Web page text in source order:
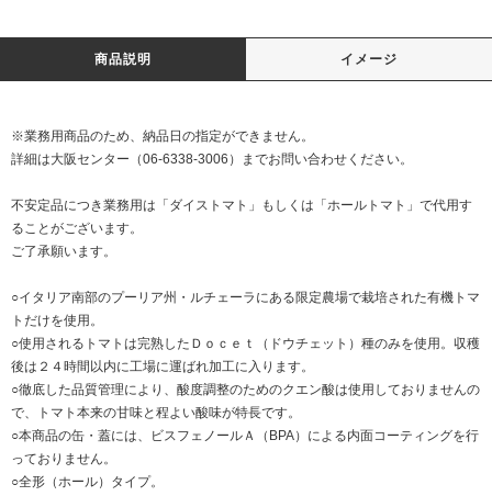
商品説明 イメージ
※業務用商品のため、納品日の指定ができません。
詳細は大阪センター（06-6338-3006）までお問い合わせください。
不安定品につき業務用は「ダイストマト」もしくは「ホールトマト」で代用す
ることがございます。
ご了承願います。
○イタリア南部のプーリア州・ルチェーラにある限定農場で栽培された有機トマ
トだけを使用。
○使用されるトマトは完熟したＤｏｃｅｔ（ドウチェット）種のみを使用。収穫
後は２４時間以内に工場に運ばれ加工に入ります。
○徹底した品質管理により、酸度調整のためのクエン酸は使用しておりませんの
で、トマト本来の甘味と程よい酸味が特長です。
○本商品の缶・蓋には、ビスフェノールＡ（BPA）による内面コーティングを行
っておりません。
○全形（ホール）タイプ。